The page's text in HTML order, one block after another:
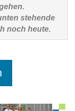
stehende
noch heute.